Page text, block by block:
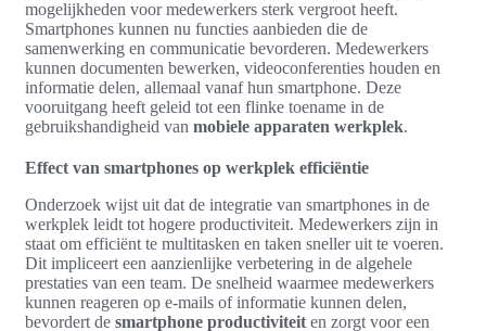
mogelijkheden voor medewerkers sterk vergroot heeft.
Smartphones kunnen nu functies aanbieden die de
samenwerking en communicatie bevorderen. Medewerkers
kunnen documenten bewerken, videoconferenties houden en
informatie delen, allemaal vanaf hun smartphone. Deze
vooruitgang heeft geleid tot een flinke toename in de
gebruikshandigheid van mobiele apparaten werkplek.
Effect van smartphones op werkplek efficiëntie
Onderzoek wijst uit dat de integratie van smartphones in de
werkplek leidt tot hogere productiviteit. Medewerkers zijn in
staat om efficiënt te multitasken en taken sneller uit te voeren.
Dit impliceert een aanzienlijke verbetering in de algehele
prestaties van een team. De snelheid waarmee medewerkers
kunnen reageren op e-mails of informatie kunnen delen,
bevordert de smartphone productiviteit en zorgt voor een